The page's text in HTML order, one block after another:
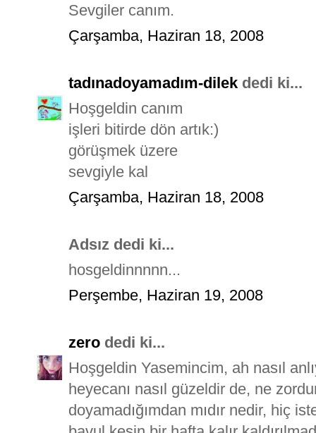
Sevgiler canım.
Çarşamba, Haziran 18, 2008
tadınadoyamadım-dilek dedi ki...
Hoşgeldin canım
işleri bitirde dön artık:)
görüşmek üzere
sevgiyle kal
Çarşamba, Haziran 18, 2008
Adsız dedi ki...
hosgeldinnnnn...
Perşembe, Haziran 19, 2008
zero dedi ki...
Hoşgeldin Yasemincim, ah nasıl
heyecanı nasıl güzeldir de, ne
doyamadığımdan mıdır nedir, hiç